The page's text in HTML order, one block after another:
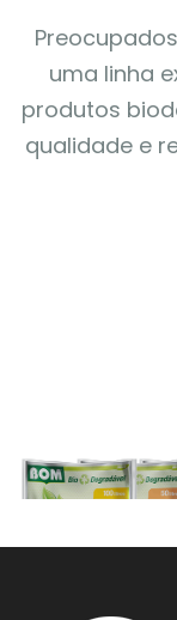
uma linha
produtos
qualidade e